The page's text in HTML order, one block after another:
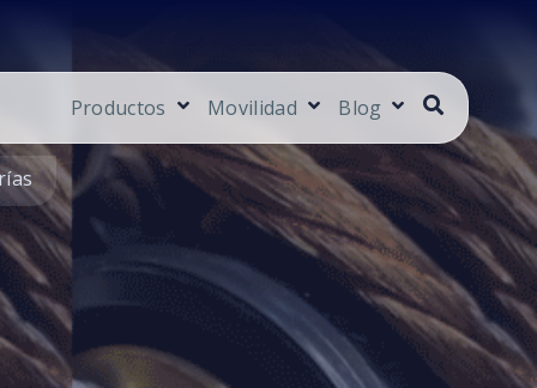
Productos Movilidad Blog